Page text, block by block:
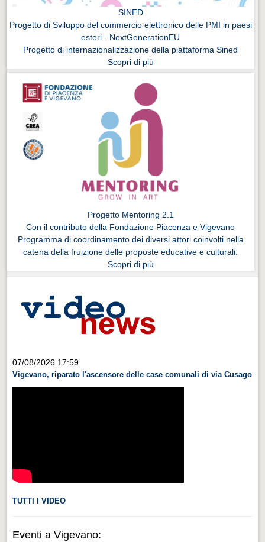
SINED
Progetto di Sviluppo del commercio elettronico delle PMI in paesi
esteri - NextGenerationEU
Progetto di internazionalizzazione della piattaforma Sined
Scopri di più
Progetto Mentoring 2.1
Con il contributo della Fondazione Piacenza e Vigevano
Programma di coordinamento dei diversi attori coinvolti nella
catena della fruizione delle proposte educative e culturali.
Scopri di più
07/08/2026 17:59
Vigevano, riparato l'ascensore delle case comunali di via Cusago
TUTTI I VIDEO
Eventi a Vigevano: